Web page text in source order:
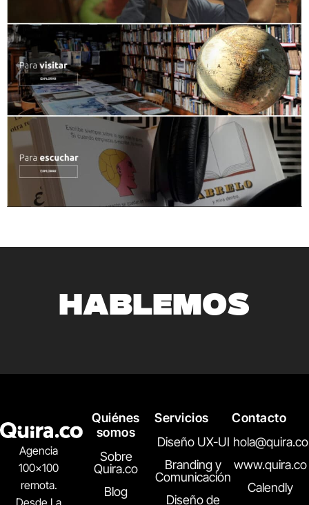
HABLEMOS
Agencia
100×100
remota.
Quiénes
somos
Sobre
Quira.co
Blog
Servicios
Diseño UX-UI
Branding y
Comunicación
Diseño de
Contacto
hola@quira.co
www.quira.co
Calendly